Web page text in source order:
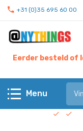
+31 (0)35 695 60 00
Eerder besteld of
Menu